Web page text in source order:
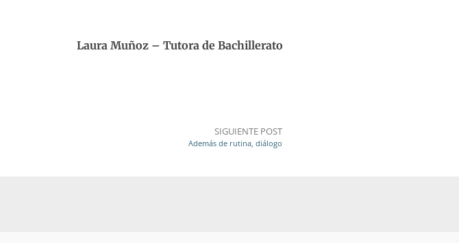
Laura Muñoz – Tutora de Bachillerato
SIGUIENTE POST
Además de rutina, diálogo